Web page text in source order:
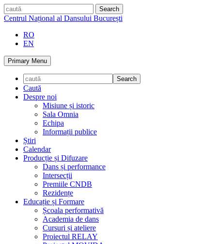
Skip
to
caută
Centrul Național al Dansului București
RO
EN
Primary Menu
Caută
Despre noi
Misiune și istoric
Sala Omnia
Echipa
Informații publice
Știri
Calendar
Producție și Difuzare
Dans și performance
Intersecții
Premiile CNDB
Rezidențe
Educație și Formare
Școala performativă
Academia de dans
Cursuri și ateliere
Proiectul RELAY